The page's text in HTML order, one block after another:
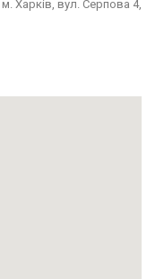
Харків, вул. Серпова 4,